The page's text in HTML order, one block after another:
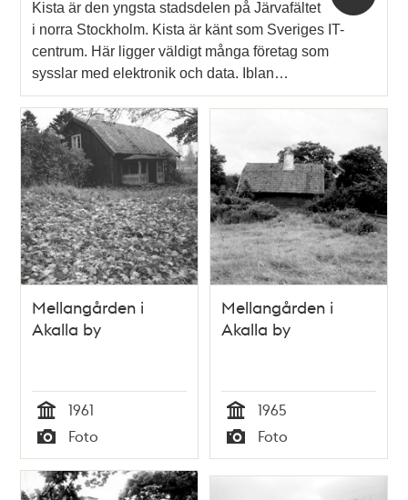
Kista är den yngsta stadsdelen på Järvafältet
i norra Stockholm. Kista är känt som Sveriges IT-
centrum. Här ligger väldigt många företag som
sysslar med elektronik och data. Iblan…
Mellangården i
Akalla by
Tid
1961
Typ
Foto
Mellangården i
Akalla by
Tid
1965
Typ
Foto